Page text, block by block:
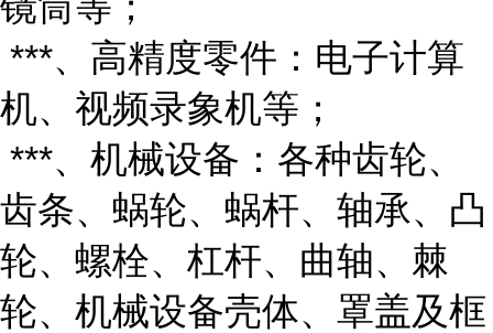
***、高精度零件：电子计算
机、视频录象机等；
***、机械设备：各种齿轮、
齿条、蜗轮、蜗杆、轴承、凸
轮、螺栓、杠杆、曲轴、棘
轮、机械设备壳体、罩盖及框